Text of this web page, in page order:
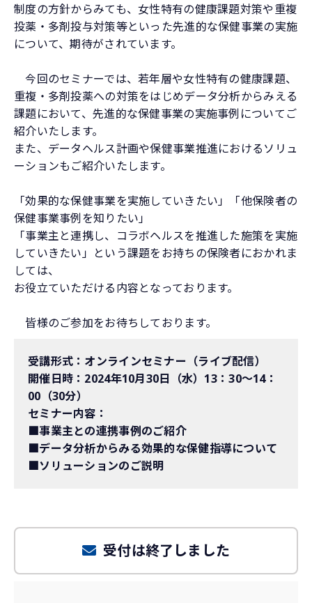
制度の方針からみても、女性特有の健康課題対策や重複
投薬・多剤投与対策等といった先進的な保健事業の実施
について、期待がされています。
今回のセミナーでは、若年層や女性特有の健康課題、
重複・多剤投薬への対策をはじめデータ分析からみえる
課題において、先進的な保健事業の実施事例についてご
紹介いたします。
また、データヘルス計画や保健事業推進におけるソリュ
ーションもご紹介いたします。
「効果的な保健事業を実施していきたい」「他保険者の
保健事業事例を知りたい」
「事業主と連携し、コラボヘルスを推進した施策を実施
していきたい」という課題をお持ちの保険者におかれま
しては、
お役立ていただける内容となっております。
皆様のご参加をお待ちしております。
受講形式：オンラインセミナー（ライブ配信）
開催日時：2024年10月30日（水）13：30～14：
00（30分）
セミナー内容：
■事業主との連携事例のご紹介
■データ分析からみる効果的な保健指導について
■ソリューションのご説明
受付は終了しました